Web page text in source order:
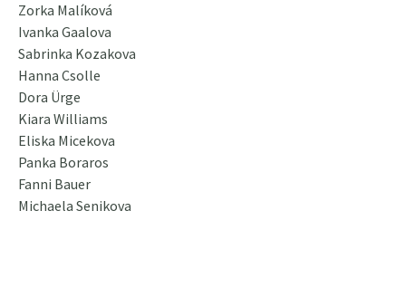
Zorka Malíková
Ivanka Gaalova
Sabrinka Kozakova
Hanna Csolle
Dora Ürge
Kiara Williams
Eliska Micekova
Panka Boraros
Fanni Bauer
Michaela Senikova